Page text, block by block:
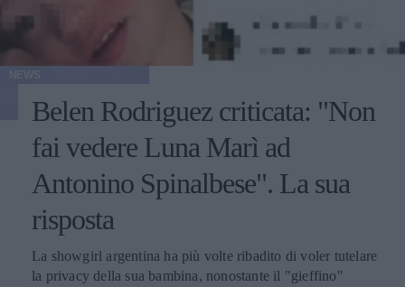
Belen Rodriguez criticata: "Non
fai vedere Luna Marì ad
Antonino Spinalbese". La sua
risposta
La showgirl argentina ha più volte ribadito di voler tutelare
la privacy della sua bambina, nonostante il "gieffino"